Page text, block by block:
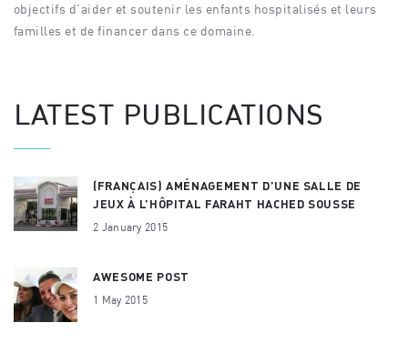
objectifs d’aider et soutenir les enfants hospitalisés et leurs
familles et de financer dans ce domaine.
LATEST PUBLICATIONS
(FRANÇAIS) AMÉNAGEMENT D’UNE SALLE DE
JEUX À L’HÔPITAL FARAHT HACHED SOUSSE
2 January 2015
AWESOME POST
1 May 2015